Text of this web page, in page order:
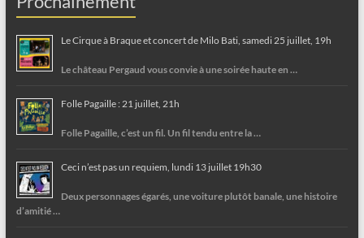
Le Cirque à Braque et concert de Milo Bati, samedi 25 juillet, 19h
Le château Pergaud vous convie à une soirée haute en …
Folle Pagaille : 21 juillet, 21h
Folle Pagaille, c’est un fil. Un fil tendu entre la …
Ceci n’est pas un requiem, lundi 13 juillet 19h30
Deux personnages égarés, une voiture plutôt banale, une histoire
d’amitié …